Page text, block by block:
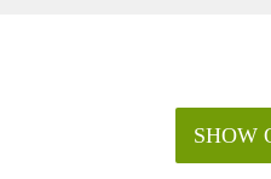
SHOW